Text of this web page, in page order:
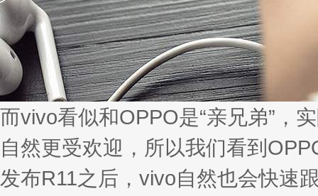
而vivo看似和OPPO是“亲兄弟”，
自然更受欢迎，所以我们看到
发布R11之后，vivo自然也会快速